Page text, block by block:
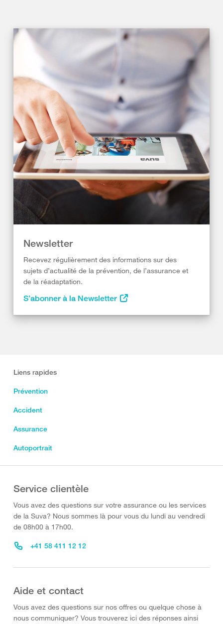
Newsletter
Recevez régulièrement des informations sur des
sujets d’actualité de la prévention, de l’assurance et
de la réadaptation.
S’abonner à la Newsletter
Liens rapides
Prévention
Accident
Assurance
Autoportrait
Service clientèle
Vous avez des questions sur votre assurance ou les services
de la Suva? Nous sommes là pour vous du lundi au vendredi
de 08h00 à 17h00.
+41 58 411 12 12
Aide et contact
Vous avez des questions sur nos offres ou quelque chose à
nous communiquer? Vous trouverez ici des réponses ainsi